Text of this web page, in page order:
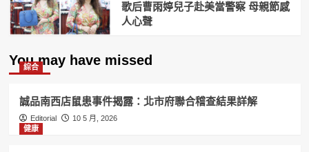
歌后曹雨婷兒子赴美當警察 母親節感
人心聲
You may have missed
綜合
誠品南西店鼠患事件揭露：北市府聯合稽查結果詳解
Editorial
10 5 月, 2026
健康